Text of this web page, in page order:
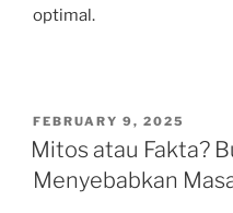
optimal.
POSTED
ON
FEBRUARY 9, 2025
Mitos atau Fakta?
Menyebabkan